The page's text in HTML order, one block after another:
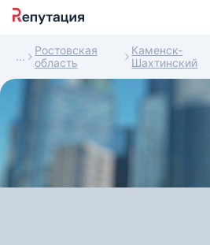
Ростовская
область
Каменск-
Шахтинский